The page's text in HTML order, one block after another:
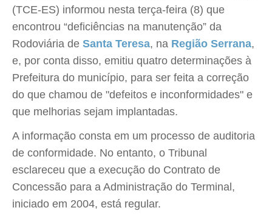
(TCE-ES) informou nesta terça-feira (8) que
encontrou “deficiências na manutenção” da
Rodoviária de Santa Teresa, na Região Serrana,
e, por conta disso, emitiu quatro determinações à
Prefeitura do município, para ser feita a correção
do que chamou de "defeitos e inconformidades" e
que melhorias sejam implantadas.
A informação consta em um processo de auditoria
de conformidade. No entanto, o Tribunal
esclareceu que a execução do Contrato de
Concessão para a Administração do Terminal,
iniciado em 2004, está regular.